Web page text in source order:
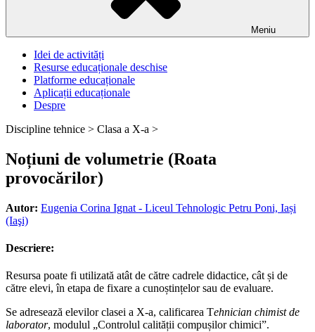
Meniu
Idei de activități
Resurse educaționale deschise
Platforme educaționale
Aplicații educaționale
Despre
Discipline tehnice > Clasa a X-a >
Noțiuni de volumetrie (Roata
provocărilor)
Autor: Eugenia Corina Ignat - Liceul Tehnologic Petru Poni, Iași
(Iaşi)
Descriere:
Resursa poate fi utilizată atât de către cadrele didactice, cât și de
către elevi, în etapa de fixare a cunoștințelor sau de evaluare.
Se adresează elevilor clasei a X-a, calificarea Tehnician chimist de
laborator, modulul „Controlul calității compușilor chimici”.